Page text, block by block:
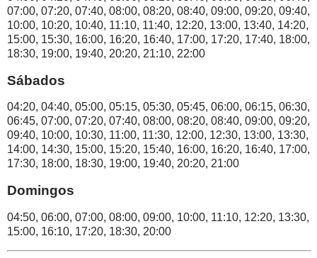
07:00, 07:20, 07:40, 08:00, 08:20, 08:40, 09:00, 09:20, 09:40,
10:00, 10:20, 10:40, 11:10, 11:40, 12:20, 13:00, 13:40, 14:20,
15:00, 15:30, 16:00, 16:20, 16:40, 17:00, 17:20, 17:40, 18:00,
18:30, 19:00, 19:40, 20:20, 21:10, 22:00
Sábados
04:20, 04:40, 05:00, 05:15, 05:30, 05:45, 06:00, 06:15, 06:30,
06:45, 07:00, 07:20, 07:40, 08:00, 08:20, 08:40, 09:00, 09:20,
09:40, 10:00, 10:30, 11:00, 11:30, 12:00, 12:30, 13:00, 13:30,
14:00, 14:30, 15:00, 15:20, 15:40, 16:00, 16:20, 16:40, 17:00,
17:30, 18:00, 18:30, 19:00, 19:40, 20:20, 21:00
Domingos
04:50, 06:00, 07:00, 08:00, 09:00, 10:00, 11:10, 12:20, 13:30,
15:00, 16:10, 17:20, 18:30, 20:00